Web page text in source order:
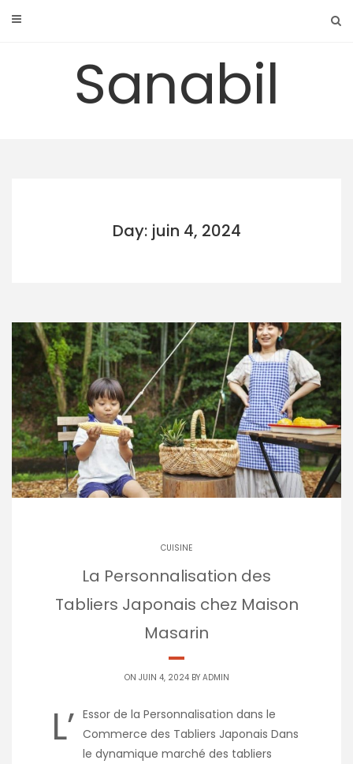
Sanabil
Day: juin 4, 2024
CUISINE
La Personnalisation des
Tabliers Japonais chez Maison
Masarin
ON JUIN 4, 2024 BY ADMIN
L’ Essor de la Personnalisation dans le
Commerce des Tabliers Japonais Dans
le dynamique marché des tabliers